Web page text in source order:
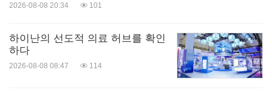
찬가지로 노벨 평화상 수상자인 마리아 레사(
Stiglitz
) 등 많은 과학자와 전문가들이 참석했다.
2026-08-08 20:34 101
하이난의 선도적 의료 허브를 확인
하다
2026-08-08 08:47 114